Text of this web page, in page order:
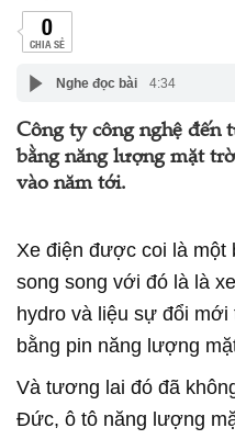
0
CHIA SẺ
Nghe đọc bài 4:34
Công ty công nghệ đến
bằng năng lượng mặt
vào năm tới.
Xe điện được coi là
song song với đó là là
hydro và liệu sự đổi
bằng pin năng lượng
Và tương lai đó đã
Đức, ô tô năng lượng